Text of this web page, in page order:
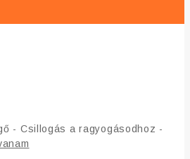
- Csillogás a ragyogásodhoz -